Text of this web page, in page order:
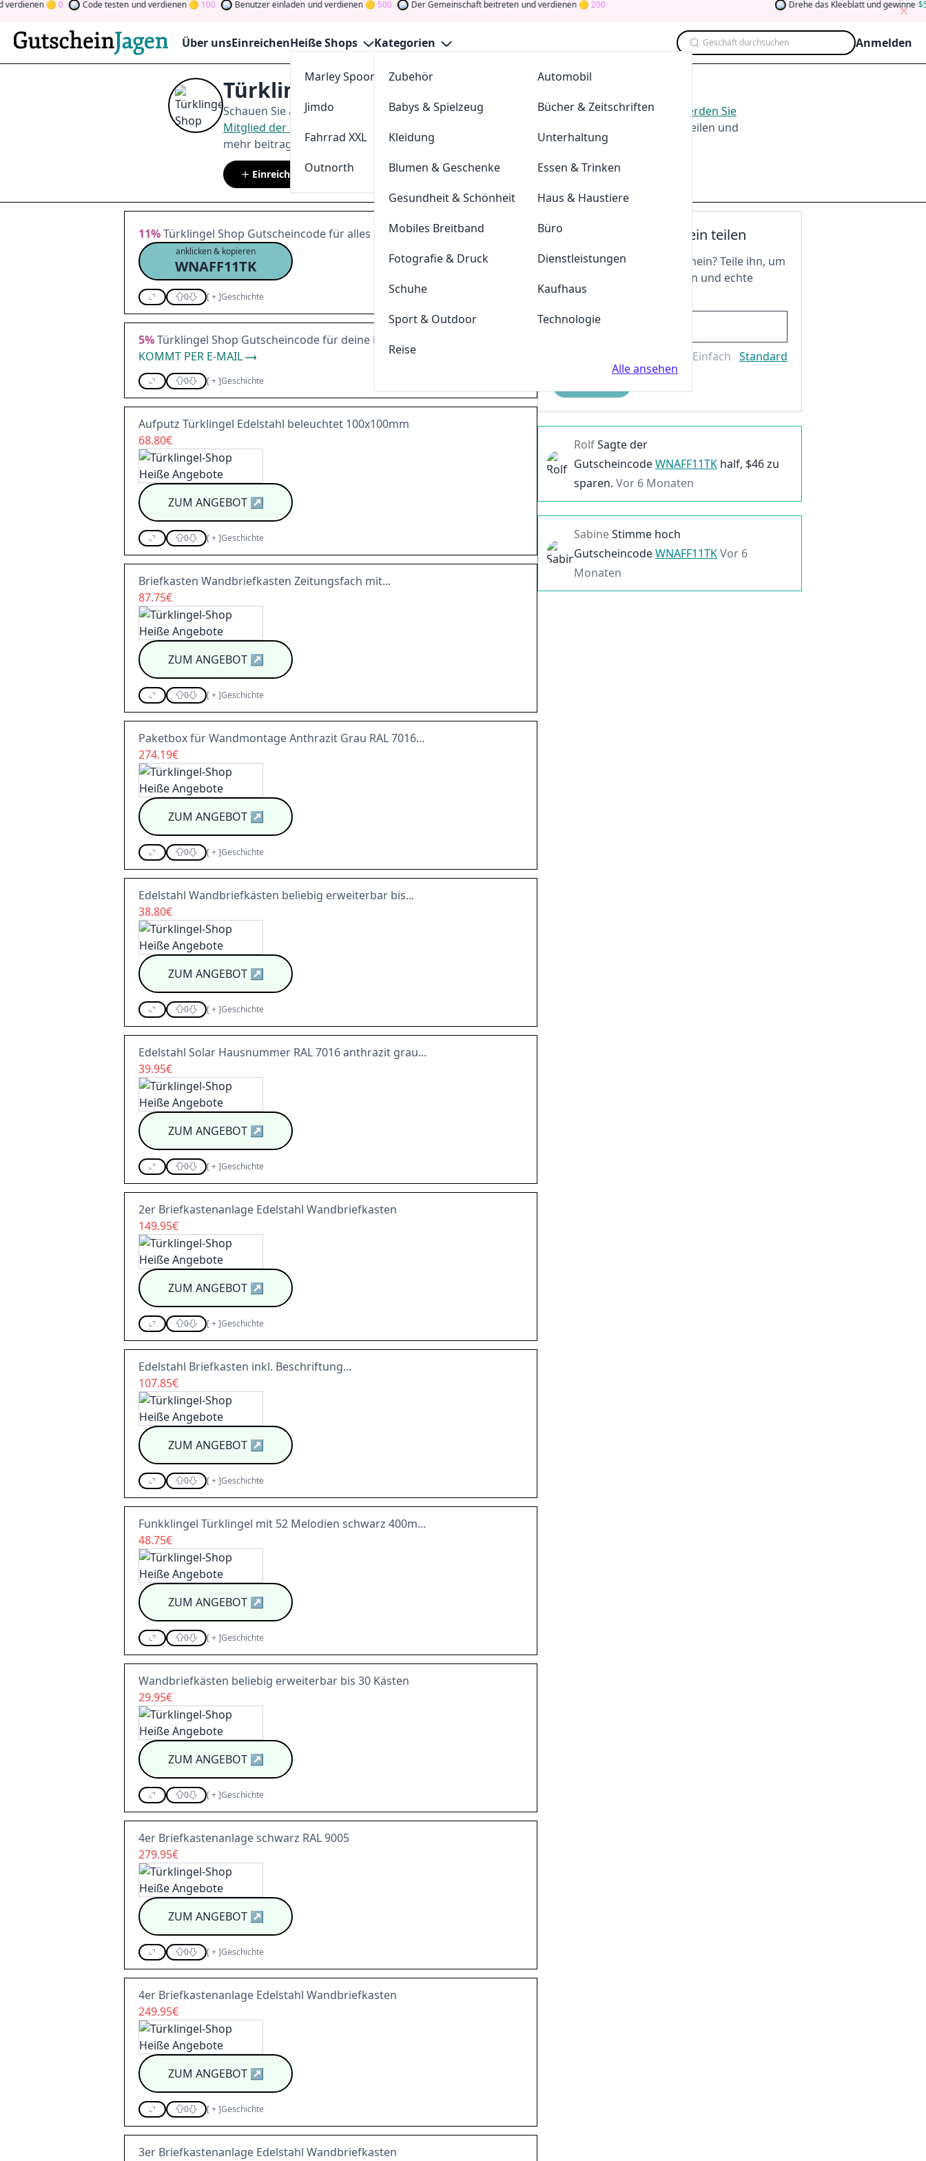
0 Code testen und verdienen 100 Benutzer einladen und verdienen 500 Der Gemeinschaft beitreten und verdienen 200 Drehe das Kleeblatt und gewinne 5
Über unsEinreichenHeiße Shops
Marley Spoon
Jimdo
sportdeal24
Fahrrad XXL
Outnorth
Parkettkaiser
Kategorien
Zubehör
Automobil
Babys & Spielzeug
Bücher & Zeitschriften
Kleidung
Unterhaltung
Blumen & Geschenke
Essen & Trinken
Gesundheit & Schönheit
Haus & Haustiere
Mobiles Breitband
Büro
Fotografie & Druck
Dienstleistungen
Schuhe
Kaufhaus
Sport & Outdoor
Technologie
Reise
Alle ansehen
Geschäft durchsuchen Anmelden
Türklingel-Shop Gutscheine August 2026
Schauen Sie aufGutscheinJagenfür die bestenTürklingel-Shop-Angebote imAug. 2026
Werden Sie
Mitglied der Community
und verdienen Sie Tokens, indem Sie durch Abstimmen, Testen, Teilen und
mehr beitragen. Drehen Sie den Glücksklee und gewinnen Sie Geld
Einreichen tuerklingel-shop.de
2023-12-31
11%Türklingel Shop Gutscheincode für alles im Sortiment
anklicken & kopieren
WNAFF11TK
0 [+]Geschichte
5%Türklingel Shop Gutscheincode für deine Bestellung
KOMMT PER E-MAIL
0 [+]Geschichte
Aufputz Türklingel Edelstahl beleuchtet 100x100mm
68.80€
ZUM ANGEBOT↗
0 [+]Geschichte
Briefkasten Wandbriefkasten Zeitungsfach mit...
87.75€
ZUM ANGEBOT↗
0 [+]Geschichte
Paketbox für Wandmontage Anthrazit Grau RAL 7016...
274.19€
ZUM ANGEBOT↗
0 [+]Geschichte
Edelstahl Wandbriefkästen beliebig erweiterbar bis...
38.80€
ZUM ANGEBOT↗
0 [+]Geschichte
Edelstahl Solar Hausnummer RAL 7016 anthrazit grau...
39.95€
ZUM ANGEBOT↗
0 [+]Geschichte
2er Briefkastenanlage Edelstahl Wandbriefkasten
149.95€
ZUM ANGEBOT↗
0 [+]Geschichte
Edelstahl Briefkasten inkl. Beschriftung...
107.85€
ZUM ANGEBOT↗
0 [+]Geschichte
Funkklingel Türklingel mit 52 Melodien schwarz 400m...
48.75€
ZUM ANGEBOT↗
0 [+]Geschichte
Wandbriefkästen beliebig erweiterbar bis 30 Kästen
29.95€
ZUM ANGEBOT↗
0 [+]Geschichte
4er Briefkastenanlage schwarz RAL 9005
279.95€
ZUM ANGEBOT↗
0 [+]Geschichte
4er Briefkastenanlage Edelstahl Wandbriefkasten
249.95€
ZUM ANGEBOT↗
0 [+]Geschichte
3er Briefkastenanlage Edelstahl Wandbriefkasten
Deinen Gutschein teilen
Hast du einen tollen Gutschein? Teile ihn, um
Token freizuschalten und echte
Geldprämien zu genießen!
Einfach Standard
RolfSagte der
GutscheincodeWNAFF11TK half, $46zu
sparen. Vor 6 Monaten
SabineStimme hoch
GutscheincodeWNAFF11TKVor 6
Monaten